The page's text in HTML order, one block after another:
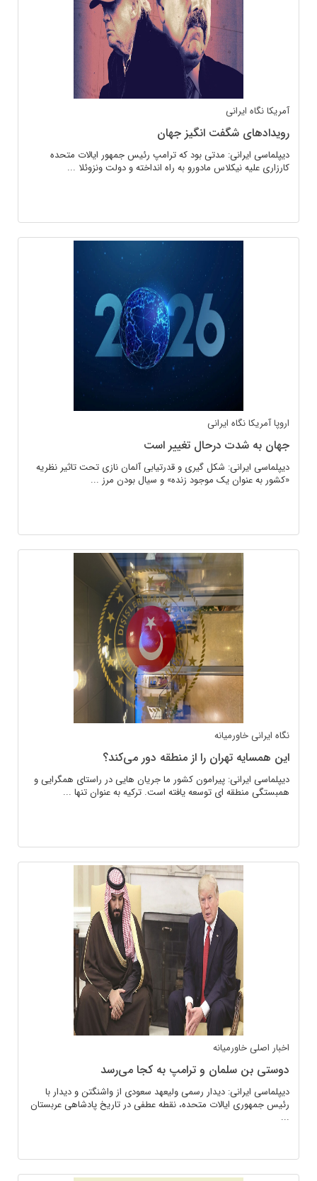
آمریکانگاه ایرانی
رویدادهای شگفت انگیز جهان
دیپلماسی ایرانی: مدتی بود که ترامپ رئیس جمهور ایالات متحده
کارزاری علیه نیکلاس مادورو به راه انداخته و دولت ونزوئلا ...
اروپاآمریکانگاه ایرانی
جهان به شدت درحال تغییر است
دیپلماسی ایرانی: شکل گیری و قدرتیابی آلمان نازی تحت تاثیر نظریه
«کشور به عنوان یک موجود زنده» و سیال بودن مرز ...
نگاه ایرانی خاورمیانه
این همسایه تهران را از منطقه دور می‌کند؟
دیپلماسی ایرانی: پیرامون کشور ما جریان هایی در راستای همگرایی و
همبستگی منطقه ای توسعه یافته است. ترکیه به عنوان تنها ...
اخبار اصلی خاورمیانه
دوستی بن سلمان و ترامپ به کجا می‌رسد
دیپلماسی ایرانی: دیدار رسمی ولیعهد سعودی از واشنگتن و دیدار با
رئیس جمهوری ایالات متحده، نقطه عطفی در تاریخ پادشاهی عربستان
...